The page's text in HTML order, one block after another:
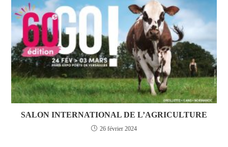
SALON INTERNATIONAL DE L’AGRICULTURE
26 février 2024